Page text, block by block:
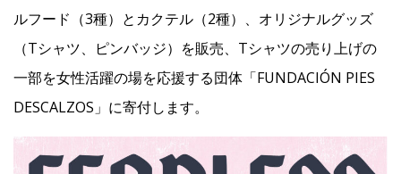
Facebook
JP
ルフード（3種）とカクテル（2種）、オリジナルグッズ
（Tシャツ、ピンバッジ）を販売、Tシャツの売り上げの
一部を女性活躍の場を応援する団体「FUNDACIÓN PIES
DESCALZOS」に寄付します。